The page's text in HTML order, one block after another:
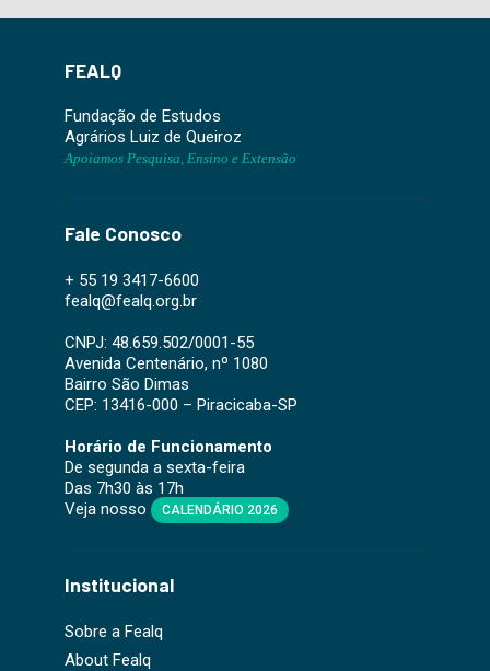
FEALQ
Fundação de Estudos
Agrários Luiz de Queiroz
Apoiamos Pesquisa, Ensino e Extensão
Fale Conosco
+ 55 19 3417-6600
fealq@fealq.org.br
CNPJ: 48.659.502/0001-55
Avenida Centenário, nº 1080
Bairro São Dimas
CEP: 13416-000 – Piracicaba-SP
Horário de Funcionamento
De segunda a sexta-feira
Das 7h30 às 17h
Veja nosso
CALENDÁRIO 2026
Institucional
Sobre a Fealq
About Fealq